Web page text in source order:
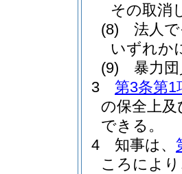
その取消
(8)
法人
いずれか
(9)
暴力
3
第3条第1
の保全上
できる。
4
知事は、
ころによ